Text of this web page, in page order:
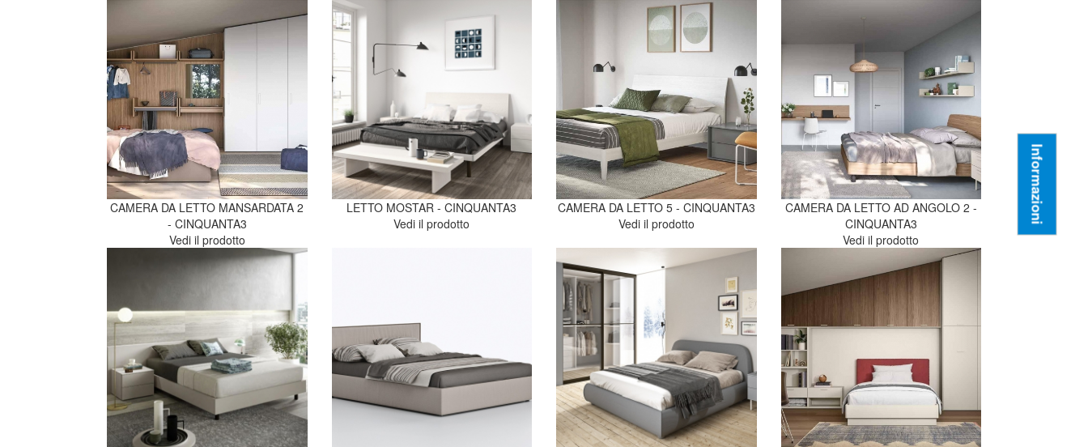
Informazioni
CAMERA DA LETTO MANSARDATA 2
- CINQUANTA3
Vedi il prodotto
LETTO MOSTAR - CINQUANTA3
Vedi il prodotto
CAMERA DA LETTO 5 - CINQUANTA3
Vedi il prodotto
CAMERA DA LETTO AD ANGOLO 2 -
CINQUANTA3
Vedi il prodotto